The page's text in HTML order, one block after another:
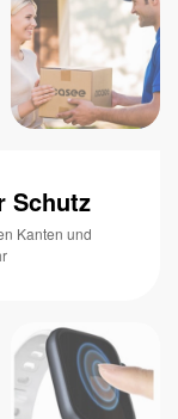
Schutz
Kanten und